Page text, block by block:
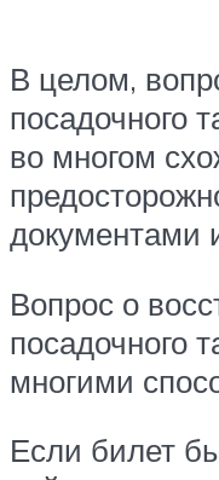
В целом,
посадочного
во многом
документами
Вопрос о
посадочного
многими
Если билет